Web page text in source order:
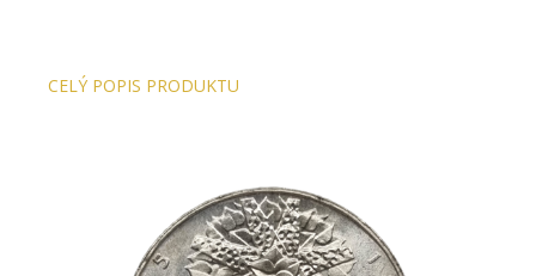
CELÝ POPIS PRODUKTU